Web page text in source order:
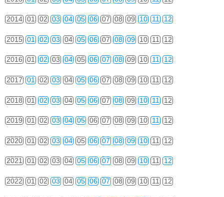
2014 01 02 03 04 05 06 07 08 09 10 11 12
2015 01 02 03 04 05 06 07 08 09 10 11 12
2016 01 02 03 04 05 06 07 08 09 10 11 12
2017 01 02 03 04 05 06 07 08 09 10 11 12
2018 01 02 03 04 05 06 07 08 09 10 11 12
2019 01 02 03 04 05 06 07 08 09 10 11 12
2020 01 02 03 04 05 06 07 08 09 10 11 12
2021 01 02 03 04 05 06 07 08 09 10 11 12
2022 01 02 03 04 05 06 07 08 09 10 11 12